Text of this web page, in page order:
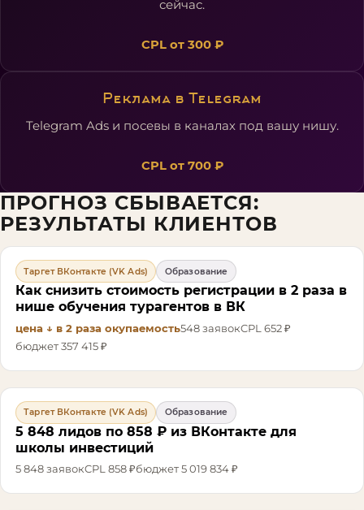
сейчас.
CPL от 300 ₽
Реклама в Telegram
Telegram Ads и посевы в каналах под вашу нишу.
CPL от 700 ₽
ПРОГНОЗ СБЫВАЕТСЯ:
РЕЗУЛЬТАТЫ КЛИЕНТОВ
Таргет ВКонтакте (VK Ads) Образование
Как снизить стоимость регистрации в 2 раза в
нише обучения турагентов в ВК
цена ↓ в 2 разаокупаемость548заявокCPL 652 ₽
бюджет357 415 ₽
Таргет ВКонтакте (VK Ads) Образование
5 848 лидов по 858 ₽ из ВКонтакте для
школы инвестиций
5 848заявокCPL858 ₽бюджет5 019 834 ₽